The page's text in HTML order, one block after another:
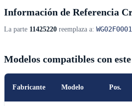
Información de Referencia
La parte 11425220 reemplaza a:
Modelos compatibles con
Fabricante Modelo Pos.